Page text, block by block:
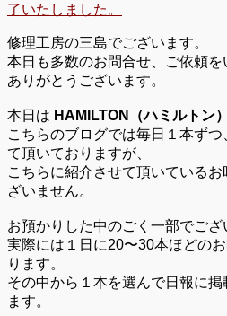
了いたしました。
修理工房の三島でございます。
本日も多数のお問合せ、ご依頼を
ありがとうございます。
本日は HAMILTON（ハミルトン）
こちらのブログでは毎日１本ず
て頂いておりますが、
こちらに紹介させて頂いている
ざいません。
お預かりした中のごく一部でござ
実際には１日に20〜30本ほどの
ります。
その中から１本を選んで日報に掲
ます。